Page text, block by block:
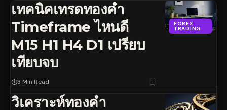
FOREX
TRADING
เทคนิคเทรดทองคำ
Timeframe ไหนดี
M15 H1 H4 D1 เปรียบ
เทียบจบ
3 Min Read
วิเคราะห์ทองคำ